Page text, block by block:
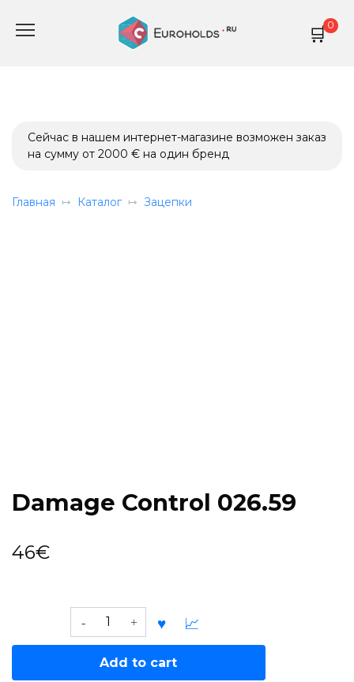
0
Сейчас в нашем интернет-магазине возможен заказ
на сумму от 2000 € на один бренд
Главная Каталог Зацепки
Damage Control 026.59
46€
Damage
Control
quantity
Add to cart